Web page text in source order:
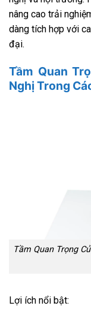
nâng cao trải
dàng tích hợp với
đại.
Tầm Quan
Nghị Trong
Tầm Quan Trọng
Lợi ích nổi bật: